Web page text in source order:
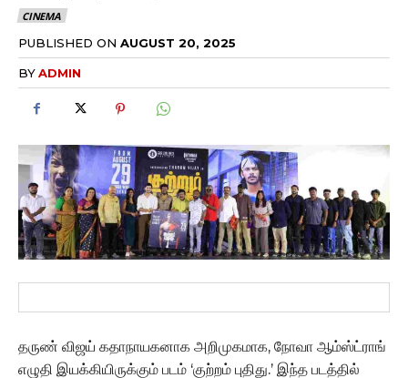
CINEMA
PUBLISHED ON AUGUST 20, 2025
BYADMIN
தருண் விஜய் கதாநாயகனாக அறிமுகமாக, நோவா ஆம்ஸ்ட்ராங்
எழுதி இயக்கியிருக்கும் படம் ‘குற்றம் புதிது.’ இந்த படத்தில்